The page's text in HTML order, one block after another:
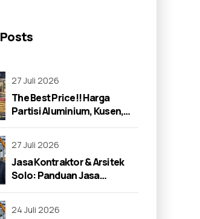
27 Juli 2026
The Best Price!! Harga
Partisi Aluminium, Kusen,
dan Jendela di Solo 2026
27 Juli 2026
Jasa Kontraktor & Arsitek
Solo: Panduan Jasa
24 Juli 2026